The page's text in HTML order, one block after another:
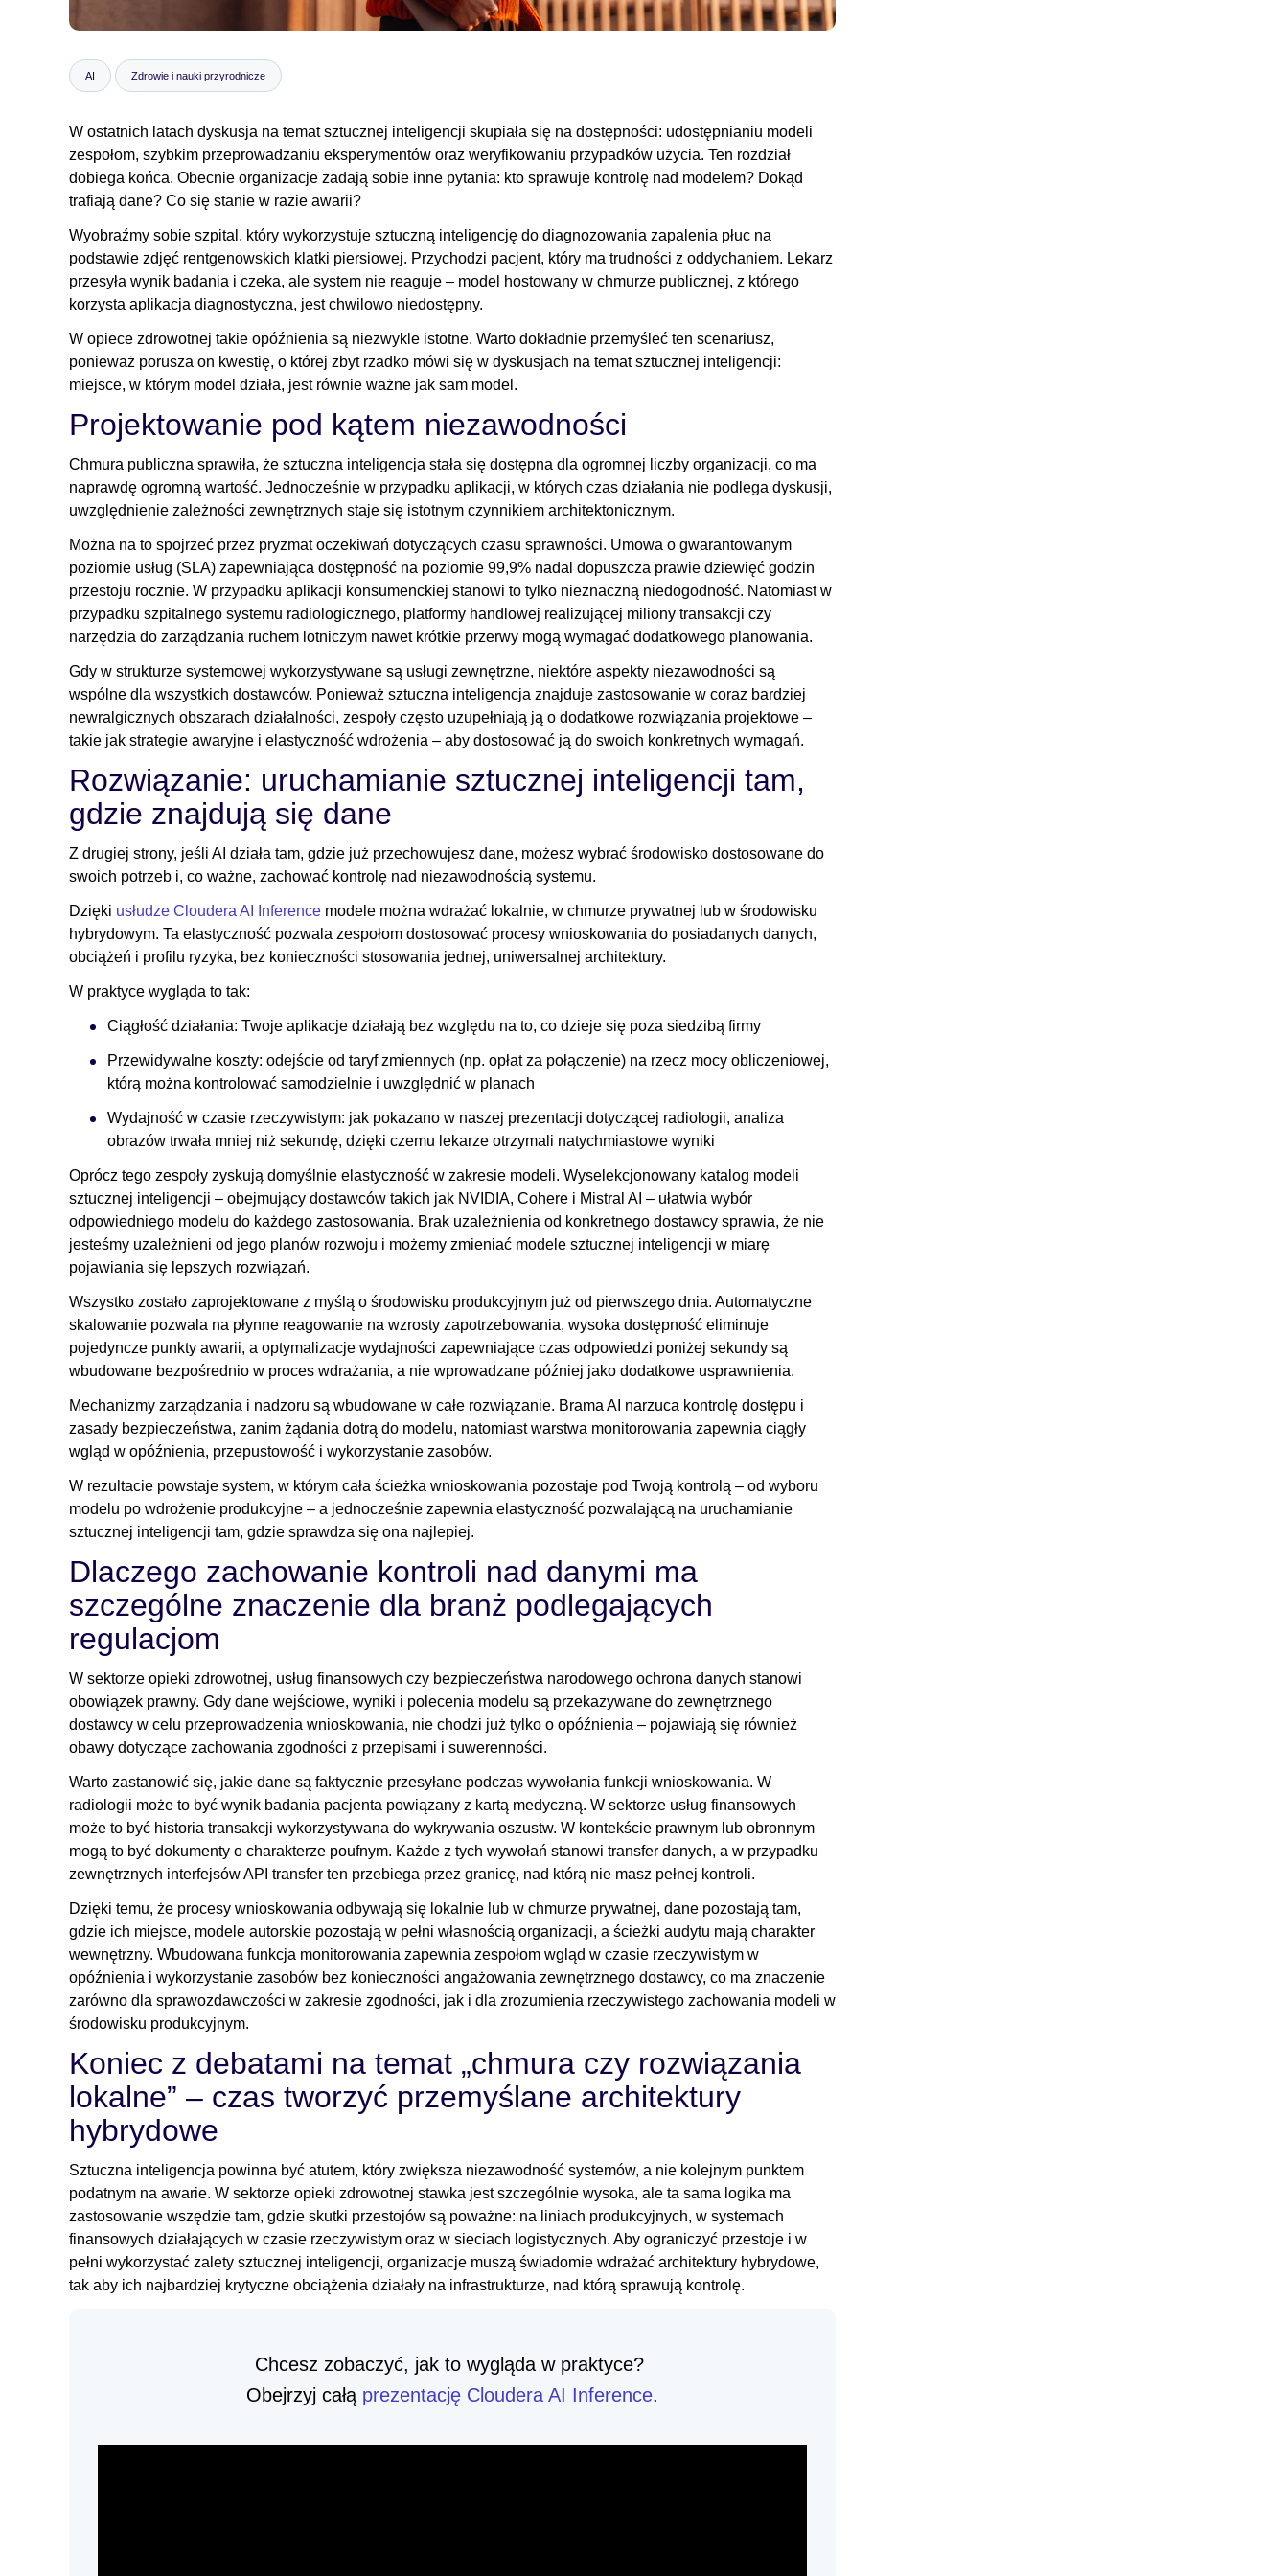
AI Zdrowie i nauki przyrodnicze
W ostatnich latach dyskusja na temat sztucznej inteligencji skupiała się na dostępności: udostępnianiu modeli
zespołom, szybkim przeprowadzaniu eksperymentów oraz weryfikowaniu przypadków użycia. Ten rozdział
dobiega końca. Obecnie organizacje zadają sobie inne pytania: kto sprawuje kontrolę nad modelem? Dokąd
trafiają dane? Co się stanie w razie awarii?
Wyobraźmy sobie szpital, który wykorzystuje sztuczną inteligencję do diagnozowania zapalenia płuc na
podstawie zdjęć rentgenowskich klatki piersiowej. Przychodzi pacjent, który ma trudności z oddychaniem. Lekarz
przesyła wynik badania i czeka, ale system nie reaguje – model hostowany w chmurze publicznej, z którego
korzysta aplikacja diagnostyczna, jest chwilowo niedostępny.
W opiece zdrowotnej takie opóźnienia są niezwykle istotne. Warto dokładnie przemyśleć ten scenariusz,
ponieważ porusza on kwestię, o której zbyt rzadko mówi się w dyskusjach na temat sztucznej inteligencji:
miejsce, w którym model działa, jest równie ważne jak sam model.
Projektowanie pod kątem niezawodności
Chmura publiczna sprawiła, że sztuczna inteligencja stała się dostępna dla ogromnej liczby organizacji, co ma
naprawdę ogromną wartość. Jednocześnie w przypadku aplikacji, w których czas działania nie podlega dyskusji,
uwzględnienie zależności zewnętrznych staje się istotnym czynnikiem architektonicznym.
Można na to spojrzeć przez pryzmat oczekiwań dotyczących czasu sprawności. Umowa o gwarantowanym
poziomie usług (SLA) zapewniająca dostępność na poziomie 99,9% nadal dopuszcza prawie dziewięć godzin
przestoju rocznie. W przypadku aplikacji konsumenckiej stanowi to tylko nieznaczną niedogodność. Natomiast w
przypadku szpitalnego systemu radiologicznego, platformy handlowej realizującej miliony transakcji czy
narzędzia do zarządzania ruchem lotniczym nawet krótkie przerwy mogą wymagać dodatkowego planowania.
Gdy w strukturze systemowej wykorzystywane są usługi zewnętrzne, niektóre aspekty niezawodności są
wspólne dla wszystkich dostawców. Ponieważ sztuczna inteligencja znajduje zastosowanie w coraz bardziej
newralgicznych obszarach działalności, zespoły często uzupełniają ją o dodatkowe rozwiązania projektowe –
takie jak strategie awaryjne i elastyczność wdrożenia – aby dostosować ją do swoich konkretnych wymagań.
Rozwiązanie: uruchamianie sztucznej inteligencji tam,
gdzie znajdują się dane
Z drugiej strony, jeśli AI działa tam, gdzie już przechowujesz dane, możesz wybrać środowisko dostosowane do
swoich potrzeb i, co ważne, zachować kontrolę nad niezawodnością systemu.
Dzięki usłudze Cloudera AI Inference modele można wdrażać lokalnie, w chmurze prywatnej lub w środowisku
hybrydowym. Ta elastyczność pozwala zespołom dostosować procesy wnioskowania do posiadanych danych,
obciążeń i profilu ryzyka, bez konieczności stosowania jednej, uniwersalnej architektury.
W praktyce wygląda to tak:
Ciągłość działania: Twoje aplikacje działają bez względu na to, co dzieje się poza siedzibą firmy
Przewidywalne koszty: odejście od taryf zmiennych (np. opłat za połączenie) na rzecz mocy obliczeniowej,
którą można kontrolować samodzielnie i uwzględnić w planach
Wydajność w czasie rzeczywistym: jak pokazano w naszej prezentacji dotyczącej radiologii, analiza
obrazów trwała mniej niż sekundę, dzięki czemu lekarze otrzymali natychmiastowe wyniki
Oprócz tego zespoły zyskują domyślnie elastyczność w zakresie modeli. Wyselekcjonowany katalog modeli
sztucznej inteligencji – obejmujący dostawców takich jak NVIDIA, Cohere i Mistral AI – ułatwia wybór
odpowiedniego modelu do każdego zastosowania. Brak uzależnienia od konkretnego dostawcy sprawia, że nie
jesteśmy uzależnieni od jego planów rozwoju i możemy zmieniać modele sztucznej inteligencji w miarę
pojawiania się lepszych rozwiązań.
Wszystko zostało zaprojektowane z myślą o środowisku produkcyjnym już od pierwszego dnia. Automatyczne
skalowanie pozwala na płynne reagowanie na wzrosty zapotrzebowania, wysoka dostępność eliminuje
pojedyncze punkty awarii, a optymalizacje wydajności zapewniające czas odpowiedzi poniżej sekundy są
wbudowane bezpośrednio w proces wdrażania, a nie wprowadzane później jako dodatkowe usprawnienia.
Mechanizmy zarządzania i nadzoru są wbudowane w całe rozwiązanie. Brama AI narzuca kontrolę dostępu i
zasady bezpieczeństwa, zanim żądania dotrą do modelu, natomiast warstwa monitorowania zapewnia ciągły
wgląd w opóźnienia, przepustowość i wykorzystanie zasobów.
W rezultacie powstaje system, w którym cała ścieżka wnioskowania pozostaje pod Twoją kontrolą – od wyboru
modelu po wdrożenie produkcyjne – a jednocześnie zapewnia elastyczność pozwalającą na uruchamianie
sztucznej inteligencji tam, gdzie sprawdza się ona najlepiej.
Dlaczego zachowanie kontroli nad danymi ma
szczególne znaczenie dla branż podlegających
regulacjom
W sektorze opieki zdrowotnej, usług finansowych czy bezpieczeństwa narodowego ochrona danych stanowi
obowiązek prawny. Gdy dane wejściowe, wyniki i polecenia modelu są przekazywane do zewnętrznego
dostawcy w celu przeprowadzenia wnioskowania, nie chodzi już tylko o opóźnienia – pojawiają się również
obawy dotyczące zachowania zgodności z przepisami i suwerenności.
Warto zastanowić się, jakie dane są faktycznie przesyłane podczas wywołania funkcji wnioskowania. W
radiologii może to być wynik badania pacjenta powiązany z kartą medyczną. W sektorze usług finansowych
może to być historia transakcji wykorzystywana do wykrywania oszustw. W kontekście prawnym lub obronnym
mogą to być dokumenty o charakterze poufnym. Każde z tych wywołań stanowi transfer danych, a w przypadku
zewnętrznych interfejsów API transfer ten przebiega przez granicę, nad którą nie masz pełnej kontroli.
Dzięki temu, że procesy wnioskowania odbywają się lokalnie lub w chmurze prywatnej, dane pozostają tam,
gdzie ich miejsce, modele autorskie pozostają w pełni własnością organizacji, a ścieżki audytu mają charakter
wewnętrzny. Wbudowana funkcja monitorowania zapewnia zespołom wgląd w czasie rzeczywistym w
opóźnienia i wykorzystanie zasobów bez konieczności angażowania zewnętrznego dostawcy, co ma znaczenie
zarówno dla sprawozdawczości w zakresie zgodności, jak i dla zrozumienia rzeczywistego zachowania modeli w
środowisku produkcyjnym.
Koniec z debatami na temat „chmura czy rozwiązania
lokalne” – czas tworzyć przemyślane architektury
hybrydowe
Sztuczna inteligencja powinna być atutem, który zwiększa niezawodność systemów, a nie kolejnym punktem
podatnym na awarie. W sektorze opieki zdrowotnej stawka jest szczególnie wysoka, ale ta sama logika ma
zastosowanie wszędzie tam, gdzie skutki przestojów są poważne: na liniach produkcyjnych, w systemach
finansowych działających w czasie rzeczywistym oraz w sieciach logistycznych. Aby ograniczyć przestoje i w
pełni wykorzystać zalety sztucznej inteligencji, organizacje muszą świadomie wdrażać architektury hybrydowe,
tak aby ich najbardziej krytyczne obciążenia działały na infrastrukturze, nad którą sprawują kontrolę.
Chcesz zobaczyć, jak to wygląda w praktyce?
Obejrzyj całą prezentację Cloudera AI Inference.